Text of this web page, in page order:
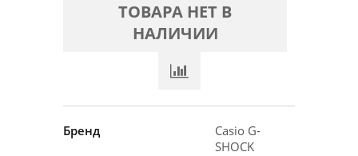
ТОВАРА НЕТ В
НАЛИЧИИ
Бренд
Casio G-
SHOCK